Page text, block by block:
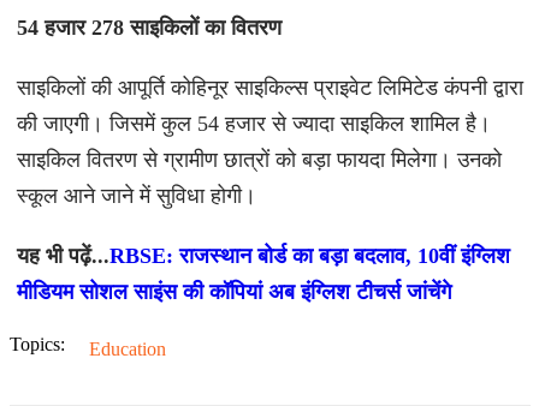
54 हजार 278 साइकिलों का वितरण
साइकिलों की आपूर्ति कोहिनूर साइकिल्स प्राइवेट लिमिटेड कंपनी द्वारा
की जाएगी। जिसमें कुल 54 हजार से ज्यादा साइकिल शामिल है।
साइकिल वितरण से ग्रामीण छात्रों को बड़ा फायदा मिलेगा। उनको
स्कूल आने जाने में सुविधा होगी।
यह भी पढ़ें...RBSE: राजस्थान बोर्ड का बड़ा बदलाव, 10वीं इंग्लिश
मीडियम सोशल साइंस की कॉपियां अब इंग्लिश टीचर्स जांचेंगे
Topics: Education